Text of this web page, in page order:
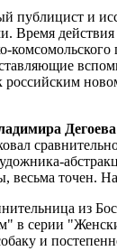
и
действия
Дегоева
весьма точен.
из
в серии
и